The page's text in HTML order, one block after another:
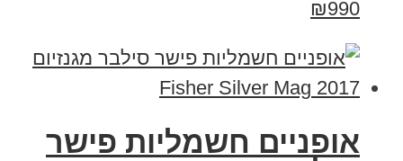
₪990
אופניים חשמליות פישר